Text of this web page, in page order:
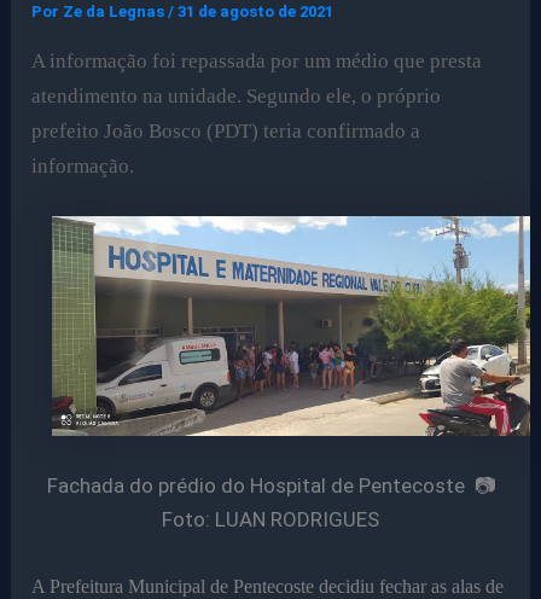
Por Ze da Legnas/31 de agosto de 2021
A informação foi repassada por um médio que presta
atendimento na unidade. Segundo ele, o próprio
prefeito João Bosco (PDT) teria confirmado a
informação.
Fachada do prédio do Hospital de Pentecoste 📷
Foto: LUAN RODRIGUES
A Prefeitura Municipal de Pentecoste decidiu fechar as alas de